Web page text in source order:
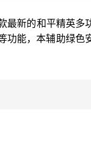
最新的和平精英多
能，本辅助绿色